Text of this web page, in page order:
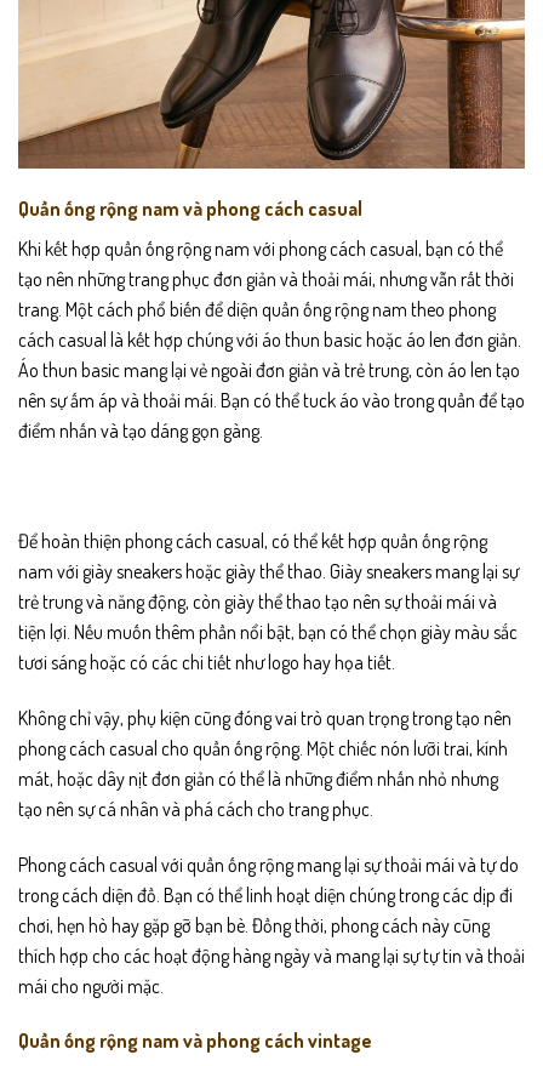
Quần ống rộng nam và phong cách casual
Khi kết hợp quần ống rộng nam với phong cách casual, bạn có thể
tạo nên những trang phục đơn giản và thoải mái, nhưng vẫn rất thời
trang. Một cách phổ biến để diện quần ống rộng nam theo phong
cách casual là kết hợp chúng với áo thun basic hoặc áo len đơn giản.
Áo thun basic mang lại vẻ ngoài đơn giản và trẻ trung, còn áo len tạo
nên sự ấm áp và thoải mái. Bạn có thể tuck áo vào trong quần để tạo
điểm nhấn và tạo dáng gọn gàng.
Để hoàn thiện phong cách casual, có thể kết hợp quần ống rộng
nam với giày sneakers hoặc giày thể thao. Giày sneakers mang lại sự
trẻ trung và năng động, còn giày thể thao tạo nên sự thoải mái và
tiện lợi. Nếu muốn thêm phần nổi bật, bạn có thể chọn giày màu sắc
tươi sáng hoặc có các chi tiết như logo hay họa tiết.
Không chỉ vậy, phụ kiện cũng đóng vai trò quan trọng trong tạo nên
phong cách casual cho quần ống rộng. Một chiếc nón lưỡi trai, kính
mát, hoặc dây nịt đơn giản có thể là những điểm nhấn nhỏ nhưng
tạo nên sự cá nhân và phá cách cho trang phục.
Phong cách casual với quần ống rộng mang lại sự thoải mái và tự do
trong cách diện đồ. Bạn có thể linh hoạt diện chúng trong các dịp đi
chơi, hẹn hò hay gặp gỡ bạn bè. Đồng thời, phong cách này cũng
thích hợp cho các hoạt động hàng ngày và mang lại sự tự tin và thoải
mái cho người mặc.
Quần ống rộng nam và phong cách vintage